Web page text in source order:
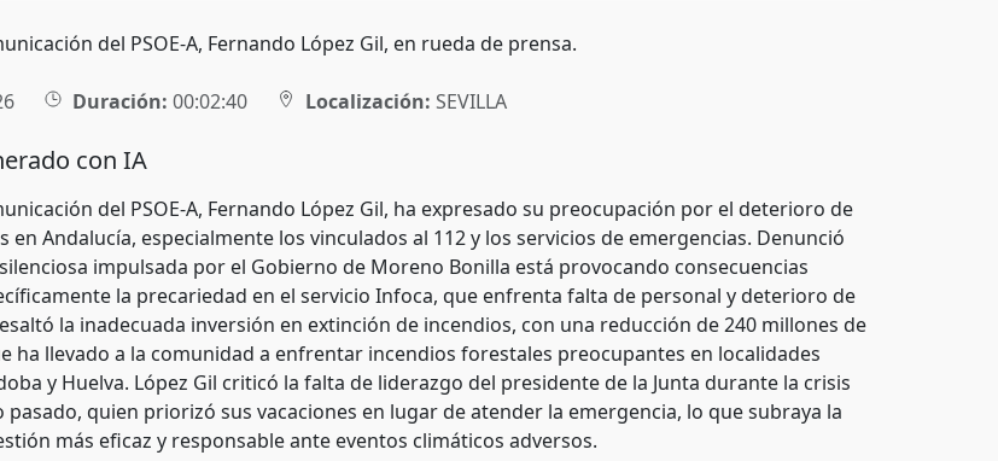
del PSOE-A, Fernando López Gil, en rueda de prensa.
Duración: 00:02:40 Localización: SEVILLA
con IA
del PSOE-A, Fernando López Gil, ha expresado su preocupación por el deterioro de
en Andalucía, especialmente los vinculados al 112 y los servicios de emergencias. Denunció
impulsada por el Gobierno de Moreno Bonilla está provocando consecuencias
la precariedad en el servicio Infoca, que enfrenta falta de personal y deterioro de
la inadecuada inversión en extinción de incendios, con una reducción de 240 millones de
ha llevado a la comunidad a enfrentar incendios forestales preocupantes en localidades
y Huelva. López Gil criticó la falta de liderazgo del presidente de la Junta durante la crisis
pasado, quien priorizó sus vacaciones en lugar de atender la emergencia, lo que subraya la
más eficaz y responsable ante eventos climáticos adversos.